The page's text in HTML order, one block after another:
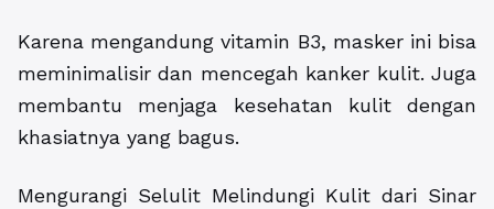
Karena mengandung vitamin B3, masker ini bisa
meminimalisir dan mencegah kanker kulit. Juga
membantu menjaga kesehatan kulit dengan
khasiatnya yang bagus.
Mengurangi Selulit Melindungi Kulit dari Sinar